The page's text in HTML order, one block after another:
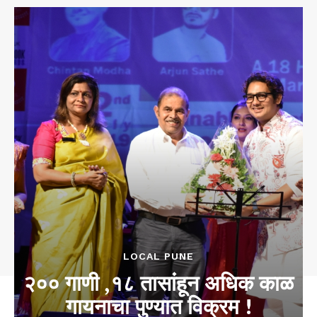
LOCAL PUNE
२०० गाणी ,१८ तासांहून अधिक काळ
गायनाचा पुण्यात विक्रम !